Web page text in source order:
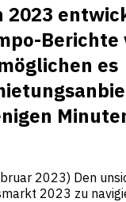
2023
Berichte
es
2023) Den
2023 zu